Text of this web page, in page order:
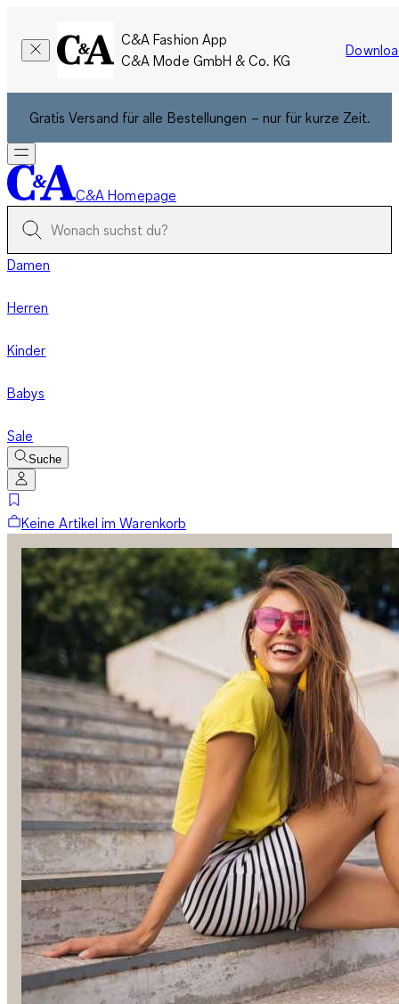
C&A Fashion App
C&A Mode GmbH & Co. KG
Gratis Versand für alle Bestellungen – nur für kurze Zeit.
C&A Homepage
Damen
Herren
Kinder
Babys
Sale
Suche
Keine Artikel im Warenkorb